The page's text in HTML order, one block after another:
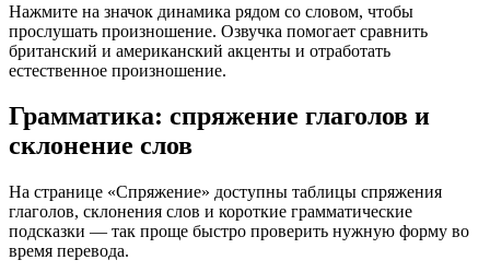
Нажмите на значок динамика рядом со словом, чтобы
прослушать произношение. Озвучка помогает сравнить
британский и американский акценты и отработать
естественное произношение.
Грамматика: спряжение глаголов и
склонение слов
На странице «Спряжение» доступны таблицы спряжения
глаголов, склонения слов и короткие грамматические
подсказки — так проще быстро проверить нужную форму во
время перевода.